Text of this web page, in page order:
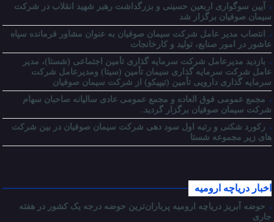
آیین سوگواری اربعین حسینی و بزرگداشت رهبر شهید انقلاب در شرکت
سیمان صوفیان برگزار شد
انتصاب مدیر عامل شرکت سیمان صوفیان به عنوان مشاور فرمانده سپاه
عاشور در امور صنایع، تولید و کارخانجات
بازدید مدیرعامل شرکت سرمایه گذاری تأمین اجتماعی (شستا)، مدیر
عامل شرکت سرمایه گذاری سیمان تأمین (سیتا) ومدیرعامل شرکت
سرمایه گذاری دارویی تأمین (تیپیکو) از شرکت سیمان صوفیان
مجمع عمومی فوق العاده و مجمع عمومی عادی سالیانه صاحبان سهام
شرکت سیمان صوفیان برگزار گردید.
رکورد شکنی و رتبه اول سود دهی شرکت سیمان صوفیان در بین شرکت
های زیر مجموعه شستا
اخبار دریاچه ارومیه
حوضه آبریز دریاچه ارومیه پرباران‌ترین حوضه‌ درجه یک کشور در هفته
جاری